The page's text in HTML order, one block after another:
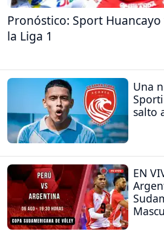
Pronóstico: Sport Huancayo
la Liga 1
Una
salto
EN